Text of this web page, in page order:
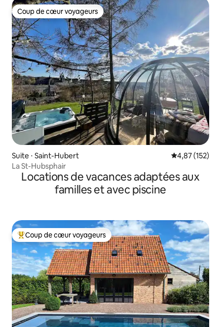
Coup de cœur voyageurs
Coup de cœur voyageurs
Suite ⋅ Saint-Hubert Évaluation
4,87 (152)
La St-Hubsphair
Locations de vacances adaptées aux
familles et avec piscine
Coups de cœur voyageurs les plus appréciés
Coup de cœur voyageurs